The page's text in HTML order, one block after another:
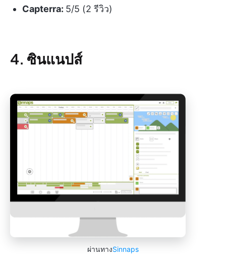
Capterra: 5/5 (2 รีวิว)
4. ซินแนปส์
ผ่านทางSinnaps